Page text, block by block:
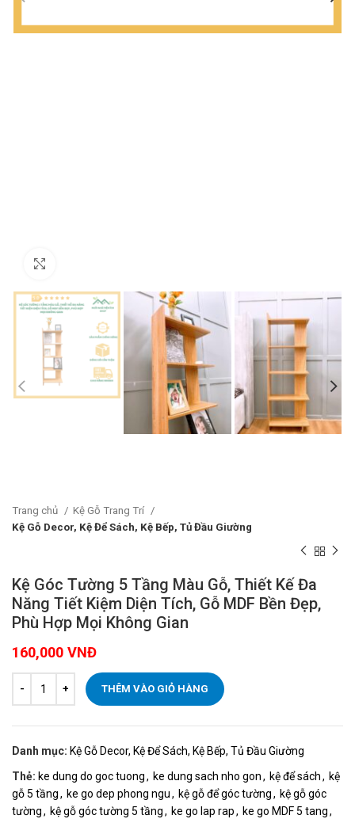
Trang chủ
Kệ Gỗ Trang Trí
Kệ Gỗ Decor, Kệ Để Sách, Kệ Bếp, Tủ Đầu Giường
Kệ Góc Tường 5 Tầng Màu Gỗ, Thiết Kế Đa
Năng Tiết Kiệm Diện Tích, Gỗ MDF Bền Đẹp,
Phù Hợp Mọi Không Gian
160,000 VNĐ
THÊM VÀO GIỎ HÀNG
Danh mục: Kệ Gỗ Decor, Kệ Để Sách, Kệ Bếp, Tủ Đầu Giường
Thẻ: ke dung do goc tuong, ke dung sach nho gon, kệ để sách, kệ
gỗ 5 tầng, ke go dep phong ngu, kệ gỗ để góc tường, kệ gỗ góc
tường, kệ gỗ góc tường 5 tầng, ke go lap rap, ke go MDF 5 tang,